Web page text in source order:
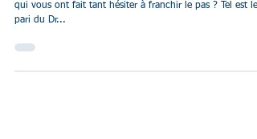
À LIRE | MA CIGARETTE, POURQUOI JE
T’AIME... COMMENT JE TE QUITTE
Et si avant d’arrêter de fumer, vous compreniez les